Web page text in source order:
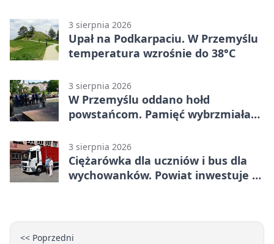
3 sierpnia 2026
Upał na Podkarpaciu. W Przemyślu
temperatura wzrośnie do 38°C
3 sierpnia 2026
W Przemyślu oddano hołd
powstańcom. Pamięć wybrzmiała
3 sierpnia 2026
Ciężarówka dla uczniów i bus dla
wychowanków. Powiat inwestuje w
<< Poprzedni